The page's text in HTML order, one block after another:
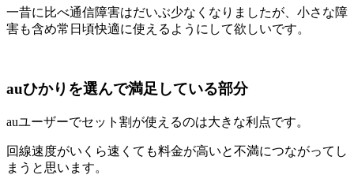
一昔に比べ通信障害はだいぶ少なくなりましたが、小さな障
害も含め常日頃快適に使えるようにして欲しいです。
auひかりを選んで満足している部分
auユーザーでセット割が使えるのは大きな利点です。
回線速度がいくら速くても料金が高いと不満につながってし
まうと思います。